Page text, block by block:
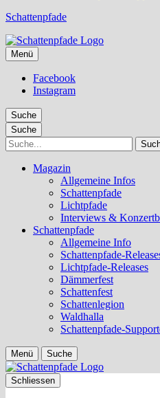
Schattenpfade
Menü
Facebook
Instagram
Suche
Suche
Suche
Magazin
Allgemeine Infos
Schattenpfade
Lichtpfade
Interviews &
Schattenpfade
Allgemeine Info
Schattenpfade-
Lichtpfade-Releases
Dämmerfest
Schattenfest
Schattenlegion
Waldhalla
Schattenpfade-
Menü Suche
Schliessen